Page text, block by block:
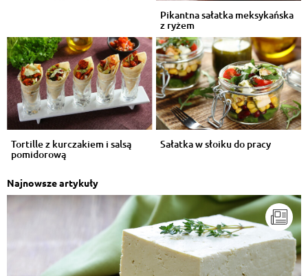
Pikantna sałatka meksykańska
z ryżem
Tortille z kurczakiem i salsą
pomidorową
Sałatka w słoiku do pracy
Najnowsze artykuły